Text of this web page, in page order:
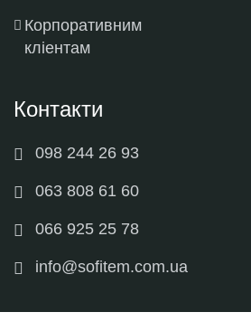
Корпоративним
кліентам
Контакти
098 244 26 93
063 808 61 60
066 925 25 78
info@sofitem.com.ua